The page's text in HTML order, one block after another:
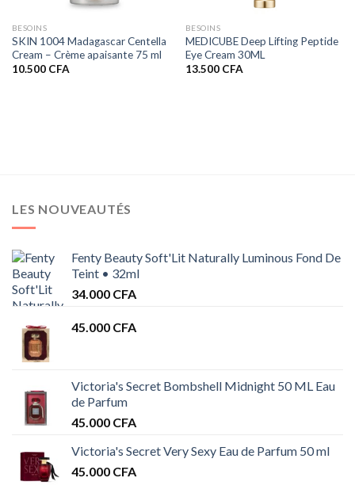
BESOINS
SKIN 1004 Madagascar Centella
Cream – Crème apaisante 75 ml
10.500 CFA
BESOINS
MEDICUBE Deep Lifting Peptide
Eye Cream 30ML
13.500 CFA
LES NOUVEAUTÉS
Fenty Beauty Soft'Lit Naturally Luminous Fond De
Teint • 32ml
34.000 CFA
45.000 CFA
Victoria's Secret Bombshell Midnight 50 ML Eau
de Parfum
45.000 CFA
Victoria's Secret Very Sexy Eau de Parfum 50 ml
45.000 CFA